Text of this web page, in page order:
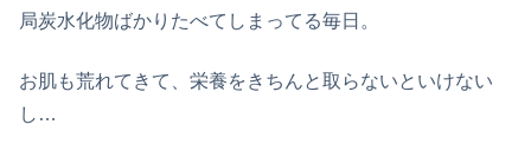
局炭水化物ばかりたべてしまってる毎日。
お肌も荒れてきて、栄養をきちんと取らないといけない
し…